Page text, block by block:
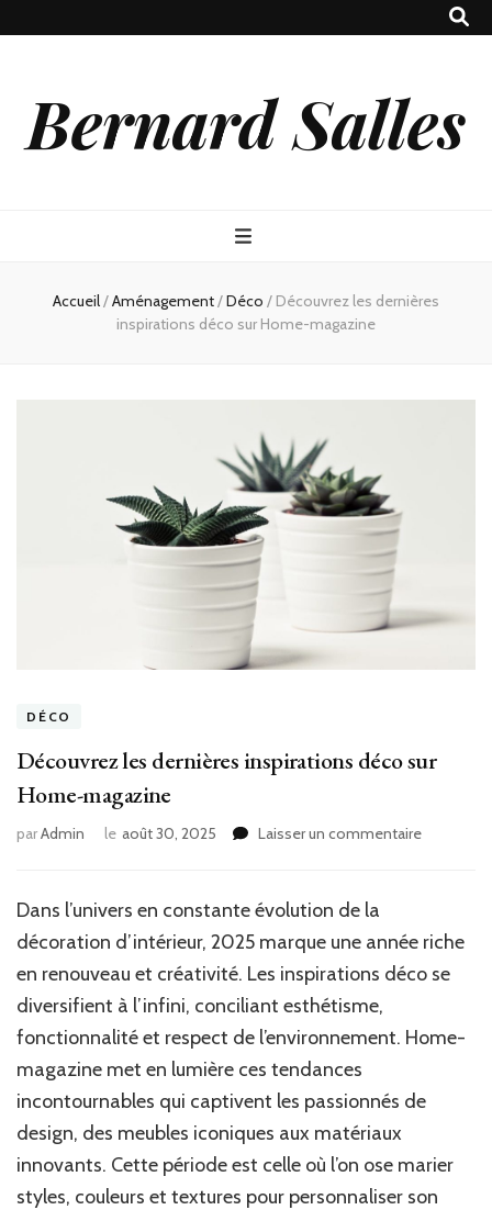
Bernard Salles
Accueil/Aménagement/Déco / Découvrez les dernières
inspirations déco sur Home-magazine
DÉCO
Découvrez les dernières inspirations déco sur
Home-magazine
parAdmin le août 30, 2025 Laisser un commentairesur
déco
sur
Dans l’univers en constante évolution de la
décoration d’intérieur, 2025 marque une année riche
en renouveau et créativité. Les inspirations déco se
diversifient à l’infini, conciliant esthétisme,
fonctionnalité et respect de l’environnement. Home-
magazine met en lumière ces tendances
incontournables qui captivent les passionnés de
design, des meubles iconiques aux matériaux
innovants. Cette période est celle où l’on ose marier
styles, couleurs et textures pour personnaliser son